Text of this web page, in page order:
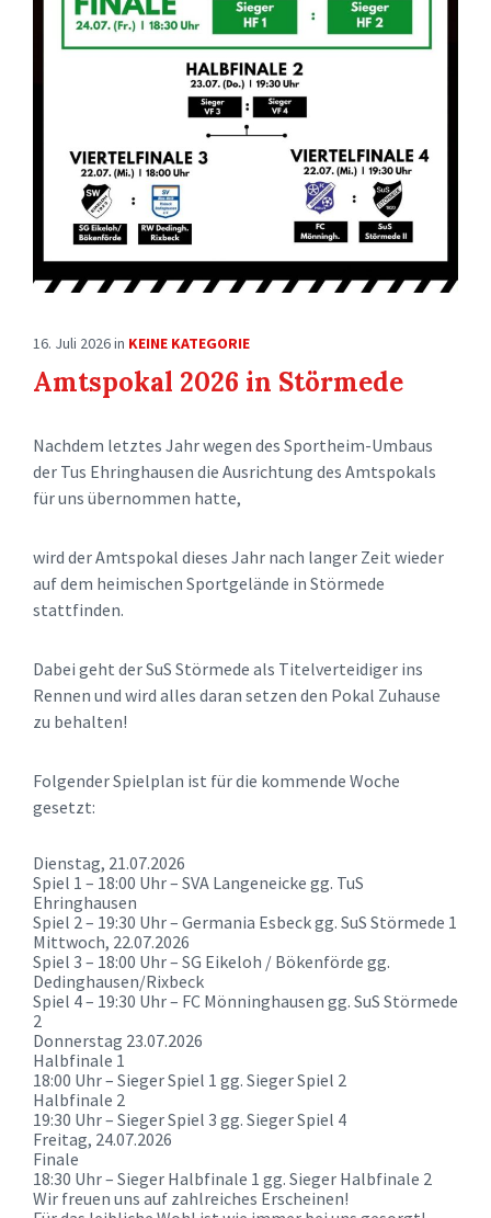
16. Juli 2026in KEINE KATEGORIE
Amtspokal 2026 in Störmede
Nachdem letztes Jahr wegen des Sportheim-Umbaus
der Tus Ehringhausen die Ausrichtung des Amtspokals
für uns übernommen hatte,
wird der Amtspokal dieses Jahr nach langer Zeit wieder
auf dem heimischen Sportgelände in Störmede
stattfinden.
Dabei geht der SuS Störmede als Titelverteidiger ins
Rennen und wird alles daran setzen den Pokal Zuhause
zu behalten!
Folgender Spielplan ist für die kommende Woche
gesetzt:
Dienstag, 21.07.2026
Spiel 1 – 18:00 Uhr – SVA Langeneicke gg. TuS
Ehringhausen
Spiel 2 – 19:30 Uhr – Germania Esbeck gg. SuS Störmede 1
Mittwoch, 22.07.2026
Spiel 3 – 18:00 Uhr – SG Eikeloh / Bökenförde gg.
Dedinghausen/Rixbeck
Spiel 4 – 19:30 Uhr – FC Mönninghausen gg. SuS Störmede
2
Donnerstag 23.07.2026
Halbfinale 1
18:00 Uhr – Sieger Spiel 1 gg. Sieger Spiel 2
Halbfinale 2
19:30 Uhr – Sieger Spiel 3 gg. Sieger Spiel 4
Freitag, 24.07.2026
Finale
18:30 Uhr – Sieger Halbfinale 1 gg. Sieger Halbfinale 2
Wir freuen uns auf zahlreiches Erscheinen!